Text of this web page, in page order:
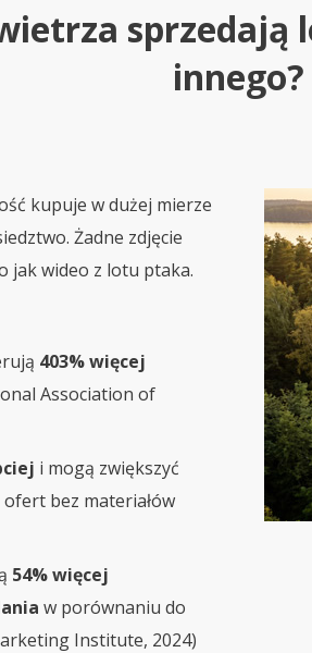
innego?
kupuje w dużej mierze
Żadne zdjęcie
jak wideo z lotu ptaka.
403% więcej
Association of
i mogą zwiększyć
bez materiałów
54% więcej
w porównaniu do
Institute, 2024)